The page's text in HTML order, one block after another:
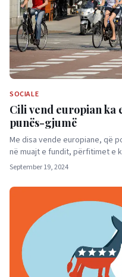
SOCIALE
Cili vend europian ka
punës-gjumë
Me disa vende europiane, që
në muajt e fundit, përfitimet e
September 19, 2024